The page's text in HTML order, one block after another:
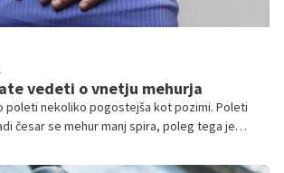
vedeti o vnetju mehurja
poleti nekoliko pogostejša kot pozimi. Poleti
česar se mehur manj spira, poleg tega je
v jezerih in morjih. Preverite, kako si